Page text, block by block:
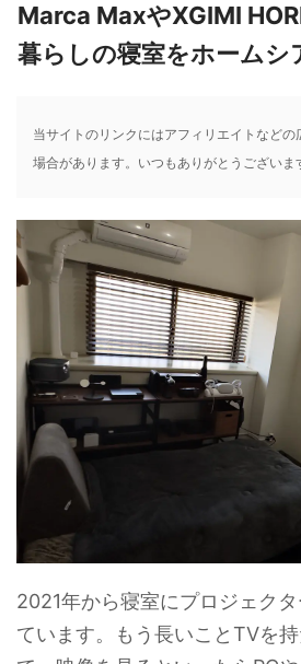
Marca MaxやXGIMI
暮らしの寝室をホームシ
当サイトのリンクにはアフィリエイトなど
場合があります。いつもありがとうございま
2021年から寝室にプロジェク
ています。もう長いことTVを